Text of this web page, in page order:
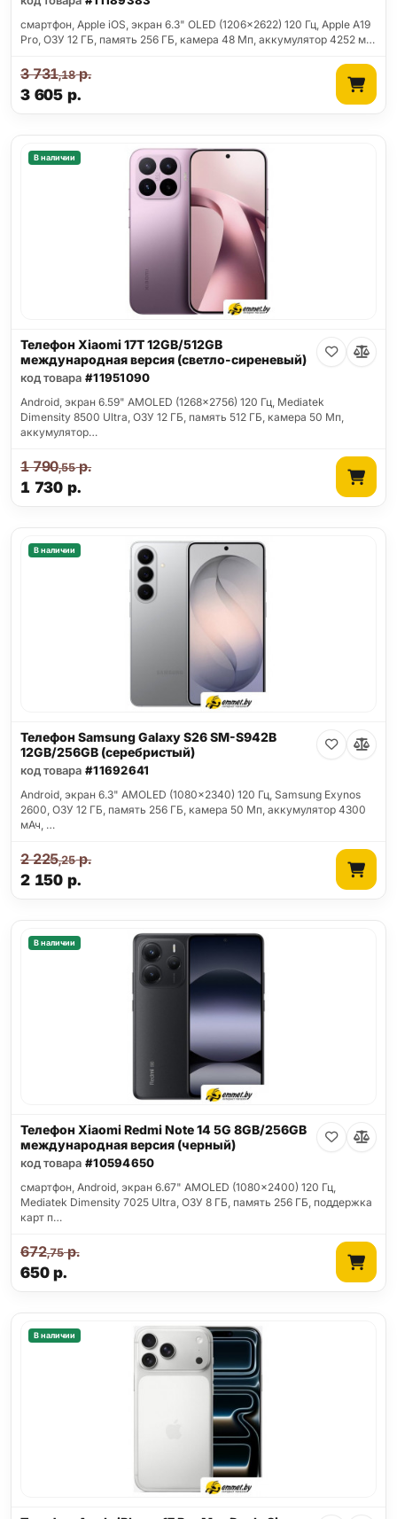
смартфон, Apple iOS, экран 6.3" OLED (1206x2622) 120 Гц, Apple A19
Pro, ОЗУ 12 ГБ, память 256 ГБ, камера 48 Мп, аккумулятор 4252 м…
3 605 р.
3 731,18р.
В наличии
Телефон Xiaomi 17T 12GB/512GB
международная версия (светло-сиреневый)
код товара #11951090
Android, экран 6.59" AMOLED (1268x2756) 120 Гц, Mediatek
Dimensity 8500 Ultra, ОЗУ 12 ГБ, память 512 ГБ, камера 50 Мп,
аккумулятор…
1 730 р.
1 790,55р.
В наличии
Телефон Samsung Galaxy S26 SM-S942B
12GB/256GB (серебристый)
код товара #11692641
Android, экран 6.3" AMOLED (1080x2340) 120 Гц, Samsung Exynos
2600, ОЗУ 12 ГБ, память 256 ГБ, камера 50 Мп, аккумулятор 4300
мАч, …
2 150 р.
2 225,25р.
В наличии
Телефон Xiaomi Redmi Note 14 5G 8GB/256GB
международная версия (черный)
код товара #10594650
смартфон, Android, экран 6.67" AMOLED (1080x2400) 120 Гц,
Mediatek Dimensity 7025 Ultra, ОЗУ 8 ГБ, память 256 ГБ, поддержка
карт п…
650р.
672,75р.
В наличии